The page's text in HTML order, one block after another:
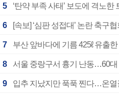
5
6
7 부산 앞바다에 기름 425ℓ 유출
8 서울 중랑구서 흉기 난동…60대
9 입추 지났지만 푹푹 찐다…온열